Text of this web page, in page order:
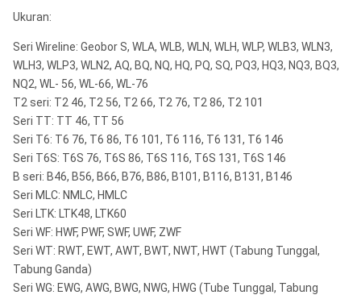
Ukuran:
Seri Wireline: Geobor S, WLA, WLB, WLN, WLH, WLP, WLB3, WLN3,
WLH3, WLP3, WLN2, AQ, BQ, NQ, HQ, PQ, SQ, PQ3, HQ3, NQ3, BQ3,
NQ2, WL- 56, WL-66, WL-76
T2 seri: T2 46, T2 56, T2 66, T2 76, T2 86, T2 101
Seri TT: TT 46, TT 56
Seri T6: T6 76, T6 86, T6 101, T6 116, T6 131, T6 146
Seri T6S: T6S 76, T6S 86, T6S 116, T6S 131, T6S 146
B seri: B46, B56, B66, B76, B86, B101, B116, B131, B146
Seri MLC: NMLC, HMLC
Seri LTK: LTK48, LTK60
Seri WF: HWF, PWF, SWF, UWF, ZWF
Seri WT: RWT, EWT, AWT, BWT, NWT, HWT (Tabung Tunggal,
Tabung Ganda)
Seri WG: EWG, AWG, BWG, NWG, HWG (Tube Tunggal, Tabung